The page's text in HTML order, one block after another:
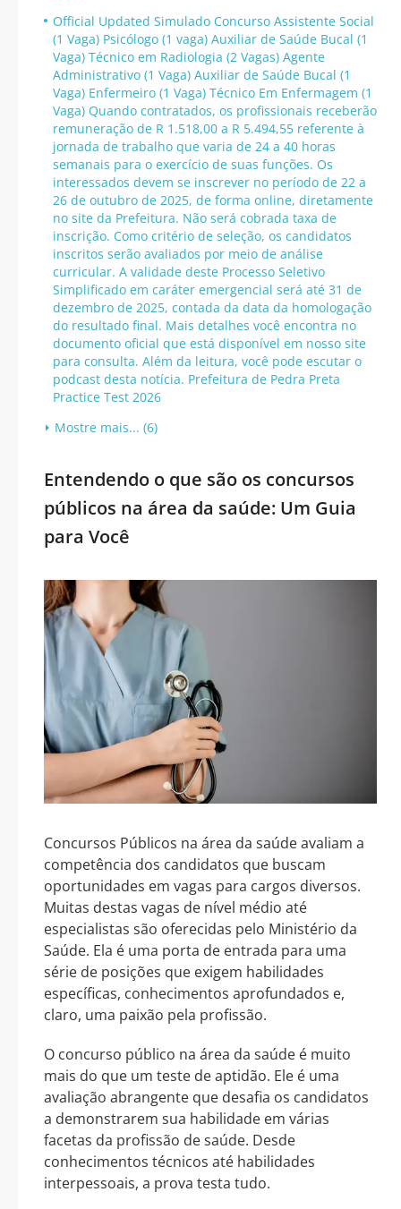
Official Updated Simulado Concurso Assistente Social
(1 Vaga) Psicólogo (1 vaga) Auxiliar de Saúde Bucal (1
Vaga) Técnico em Radiologia (2 Vagas) Agente
Administrativo (1 Vaga) Auxiliar de Saúde Bucal (1
Vaga) Enfermeiro (1 Vaga) Técnico Em Enfermagem (1
Vaga) Quando contratados, os profissionais receberão
remuneração de R 1.518,00 a R 5.494,55 referente à
jornada de trabalho que varia de 24 a 40 horas
semanais para o exercício de suas funções. Os
interessados devem se inscrever no período de 22 a
26 de outubro de 2025, de forma online, diretamente
no site da Prefeitura. Não será cobrada taxa de
inscrição. Como critério de seleção, os candidatos
inscritos serão avaliados por meio de análise
curricular. A validade deste Processo Seletivo
Simplificado em caráter emergencial será até 31 de
dezembro de 2025, contada da data da homologação
do resultado final. Mais detalhes você encontra no
documento oficial que está disponível em nosso site
para consulta. Além da leitura, você pode escutar o
podcast desta notícia. Prefeitura de Pedra Preta
Practice Test 2026
Mostre mais... (6)
Entendendo o que são os concursos
públicos na área da saúde: Um Guia
para Você
Concursos Públicos na área da saúde avaliam a
competência dos candidatos que buscam
oportunidades em vagas para cargos diversos.
Muitas destas vagas de nível médio até
especialistas são oferecidas pelo Ministério da
Saúde. Ela é uma porta de entrada para uma
série de posições que exigem habilidades
específicas, conhecimentos aprofundados e,
claro, uma paixão pela profissão.
O concurso público na área da saúde é muito
mais do que um teste de aptidão. Ele é uma
avaliação abrangente que desafia os candidatos
a demonstrarem sua habilidade em várias
facetas da profissão de saúde. Desde
conhecimentos técnicos até habilidades
interpessoais, a prova testa tudo.